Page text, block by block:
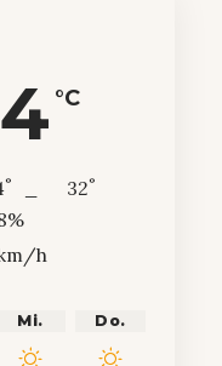
°C
° 32°
h
Mi. Do.